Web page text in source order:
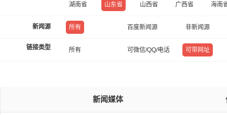
湖南省 山东省 山西省 广西省 海南
新闻源 所有 百度新闻源 非新闻源
链接类型 所有 可微信/QQ/电话 可带网址
新闻媒体